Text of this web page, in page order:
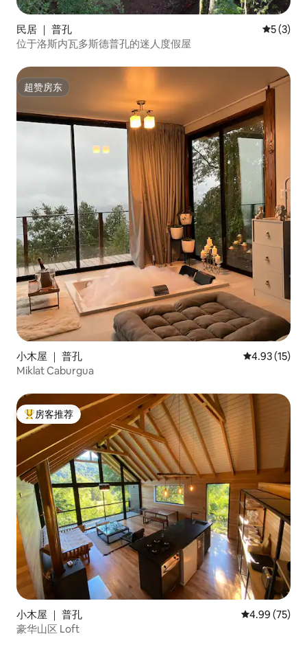
民居 ｜ 普孔 平均评分
5 (3)
位于洛斯内瓦多斯德普孔的迷人度假屋
超赞房东
超赞房东
小木屋 ｜ 普孔 平均评分
4.93 (15)
Miklat Caburgua
热门「房客推荐」
房客推荐
小木屋 ｜ 普孔 平均评分
4.99 (75)
豪华山区 Loft